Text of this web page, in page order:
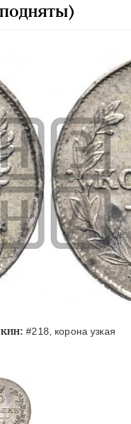
#218, корона узкая